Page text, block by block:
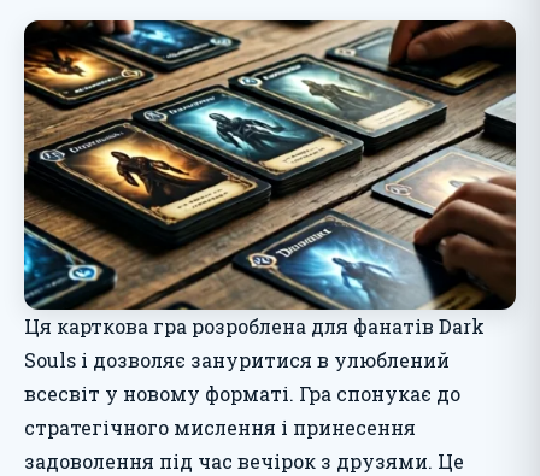
Ця карткова гра розроблена для фанатів Dark
Souls і дозволяє зануритися в улюблений
всесвіт у новому форматі. Гра спонукає до
стратегічного мислення і принесення
задоволення під час вечірок з друзями. Це